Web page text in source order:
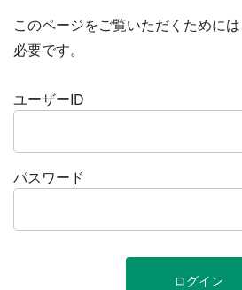
このページをご覧いただくために
必要です。
ユーザーID
パスワード
ログイン